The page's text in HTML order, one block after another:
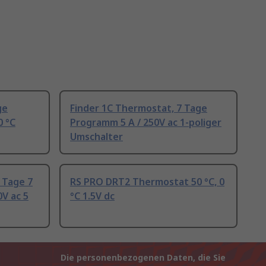
°C
Finder 1C Thermostat, 7 Tage
Programm 5 A / 250V ac 1-poliger
Umschalter
7
ac 5
RS PRO DRT2 Thermostat 50 °C, 0
°C 1.5V dc
Die personenbezogenen Daten, die Sie